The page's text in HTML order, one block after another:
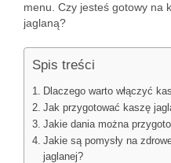
menu. Czy jesteś gotowy na
jaglaną?
Spis treści
Dlaczego warto włączyć
Jak przygotować kaszę
Jakie dania można
Jakie są pomysły na
jaglanej?